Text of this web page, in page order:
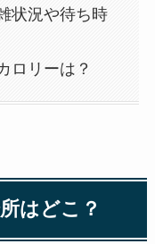
状況や待ち時
ロリーは？
はどこ？